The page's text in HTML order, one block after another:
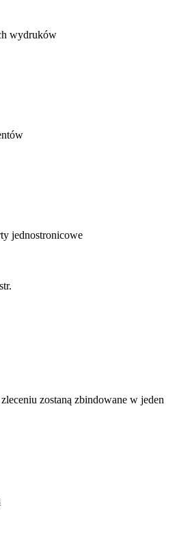
wydruków
jednostronicowe
zostaną zbindowane w jeden